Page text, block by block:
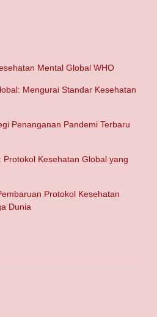
Mental Global WHO
Mengurai Standar Kesehatan
Penanganan Pandemi Terbaru
Protokol Kesehatan Global yang
Protokol Kesehatan
Dunia